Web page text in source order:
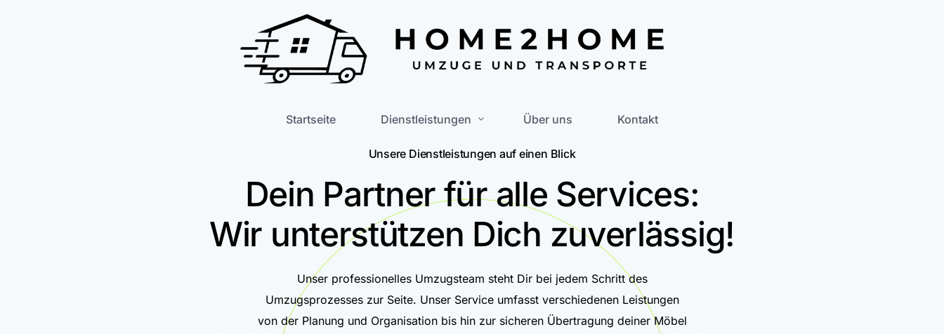
Startseite Dienstleistungen
Firmenumzug
Möbelmontage
Haushaltsauflösung
Entrümpelung
Über uns Kontakt
Unsere Dienstleistungen auf einen Blick
Dein Partner für alle Services:
Wir unterstützen Dich zuverlässig!
Unser professionelles Umzugsteam steht Dir bei jedem Schritt des
Umzugsprozesses zur Seite. Unser Service umfasst verschiedenen Leistungen
von der Planung und Organisation bis hin zur sicheren Übertragung deiner Möbel